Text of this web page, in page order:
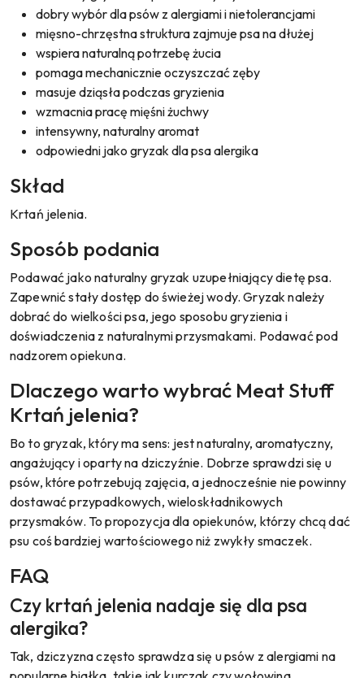
dobry wybór dla psów z alergiami i nietolerancjami
mięsno-chrzęstna struktura zajmuje psa na dłużej
wspiera naturalną potrzebę żucia
pomaga mechanicznie oczyszczać zęby
masuje dziąsła podczas gryzienia
wzmacnia pracę mięśni żuchwy
intensywny, naturalny aromat
odpowiedni jako gryzak dla psa alergika
Skład
Krtań jelenia.
Sposób podania
Podawać jako naturalny gryzak uzupełniający dietę psa.
Zapewnić stały dostęp do świeżej wody. Gryzak należy
dobrać do wielkości psa, jego sposobu gryzienia i
doświadczenia z naturalnymi przysmakami. Podawać pod
nadzorem opiekuna.
Dlaczego warto wybrać Meat Stuff
Krtań jelenia?
Bo to gryzak, który ma sens: jest naturalny, aromatyczny,
angażujący i oparty na dziczyźnie. Dobrze sprawdzi się u
psów, które potrzebują zajęcia, a jednocześnie nie powinny
dostawać przypadkowych, wieloskładnikowych
przysmaków. To propozycja dla opiekunów, którzy chcą dać
psu coś bardziej wartościowego niż zwykły smaczek.
FAQ
Czy krtań jelenia nadaje się dla psa
alergika?
Tak, dziczyzna często sprawdza się u psów z alergiami na